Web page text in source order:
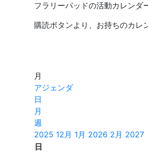
フラリーパッドの活動カレンダ
購読ボタンより、お持ちのカレ
月
アジェンダ
日
月
週
2025 12月 1月 2026 2月 2027
日